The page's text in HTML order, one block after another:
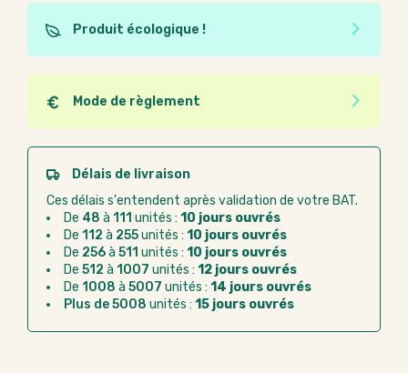
Produit écologique !
Ce produit est éco-conçu, il a été fabriqué à partir de
matériaux recyclés ou recyclables. Ces produits
peuvent plus facilement obtenir une seconde vie
après utilisation. L'origine de fabrication du produit
n'entre pas dans les critères d'éco-conception.
Mode de règlement
Quel que soit le mode de règlement, vous pouvez
passer commande en ligne sur Good Act.
Paiement CB :paiement sécurisé par carte
Virement bancaire :règlement sur facture
après la commande
Chorus Pro :règlement par mandat
administratif après la commande
Délais de livraison
Ces délais s'entendent après validation de votre BAT.
De 48 à 111 unités : 10 jours ouvrés
De 112 à 255unités : 10 jours ouvrés
De 256à 511 unités : 10 jours ouvrés
De 512 à 1007 unités : 12 jours ouvrés
De 1008 à 5007 unités : 14 jours ouvrés
Plus de 5008 unités : 15 jours ouvrés